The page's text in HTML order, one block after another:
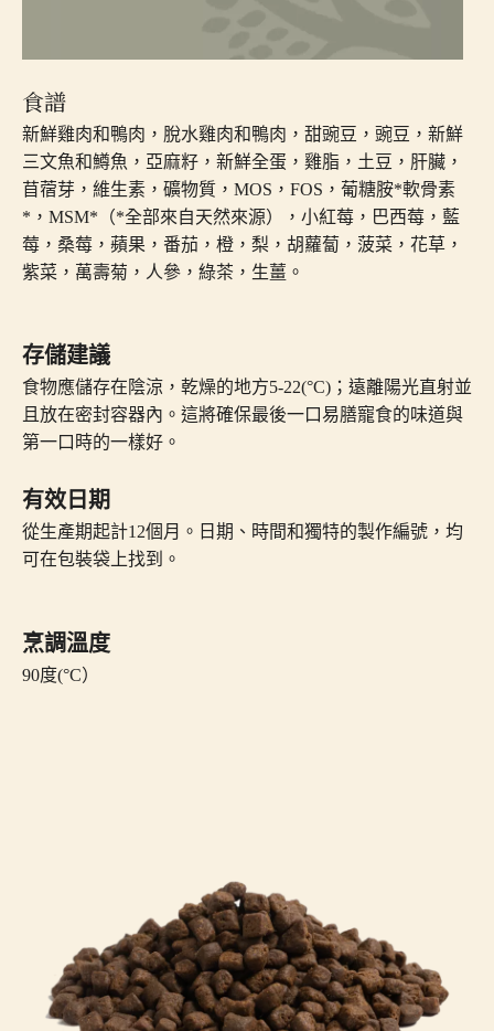
食譜
新鮮雞肉和鴨肉，脫水雞肉和鴨肉，甜豌豆，豌豆，新鮮
三文魚和鱒魚，亞麻籽，新鮮全蛋，雞脂，土豆，肝臟，
苜蓿芽，維生素，礦物質，MOS，FOS，葡糖胺*軟骨素
*，MSM*（*全部來自天然來源），小紅莓，巴西莓，藍
莓，桑莓，蘋果，番茄，橙，梨，胡蘿蔔，菠菜，花草，
紫菜，萬壽菊，人參，綠茶，生薑。
存儲建議
食物應儲存在陰涼，乾燥的地方5-22(°C)；遠離陽光直射並
且放在密封容器內。這將確保最後一口易膳寵食的味道與
第一口時的一樣好。
有效日期
從生產期起計12個月。日期、時間和獨特的製作編號，均
可在包裝袋上找到。
烹調溫度
90度(°C）